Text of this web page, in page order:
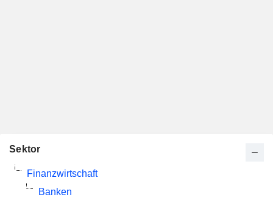
Sektor
Finanzwirtschaft
Banken